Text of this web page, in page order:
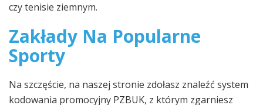
czy tenisie ziemnym.
Zakłady Na Popularne
Sporty
Na szczęście, na naszej stronie zdołasz znaleźć system
kodowania promocyjny PZBUK, z którym zgarniesz